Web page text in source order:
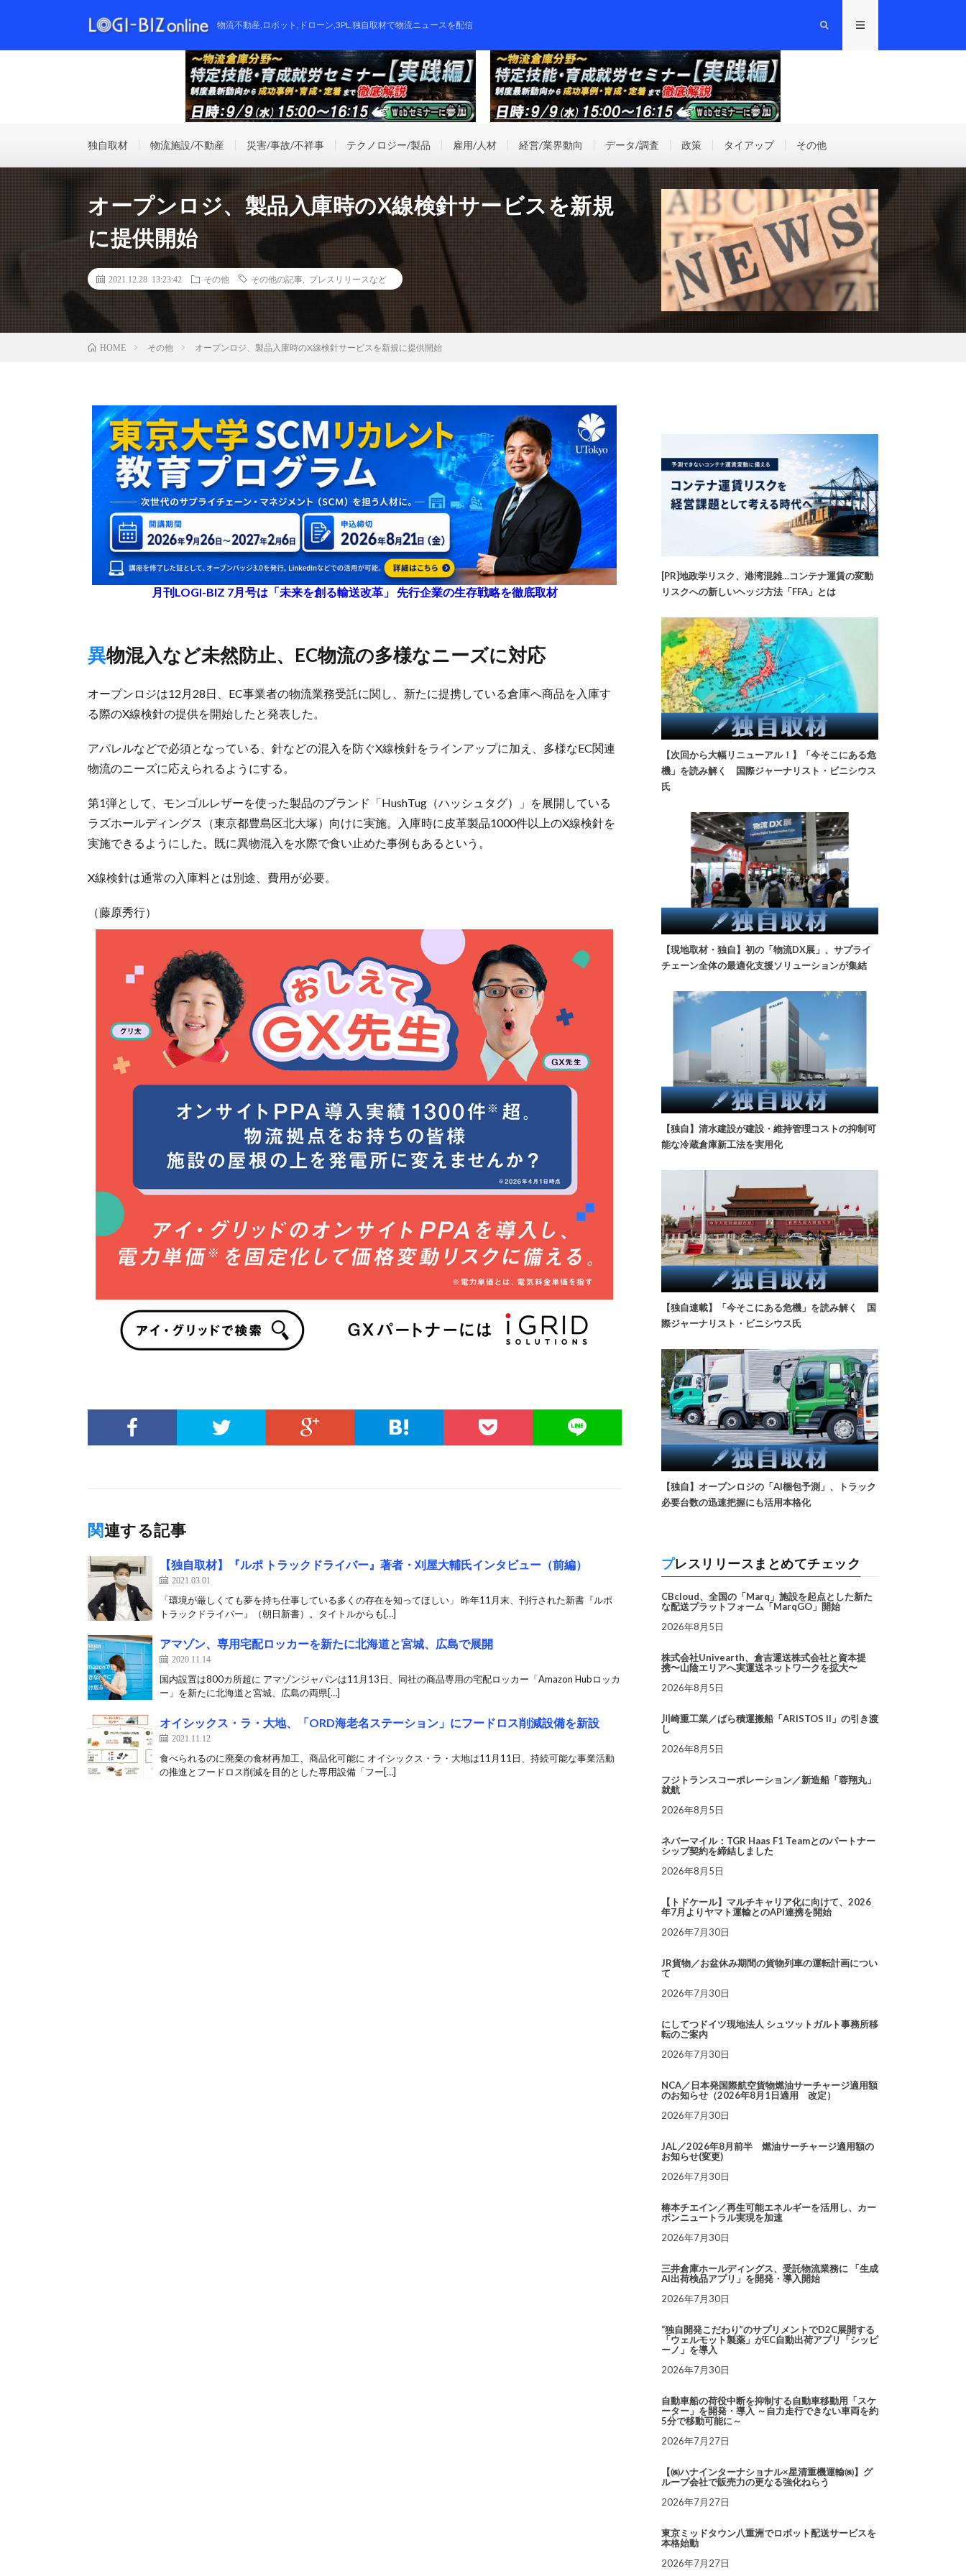
物流不動産,ロボット,ドローン,3PL,独自取材で物流ニュースを配信
独自取材 物流施設/不動産 災害/事故/不祥事 テクノロジー/製品 雇用/人材 経営/業界動向 データ/調査 政策 タイアップ その他
オープンロジ、製品入庫時のX線検針サービスを新規
に提供開始
2021.12.28 13:23:42 その他 その他の記事 プレスリリースなど
HOME その他 オープンロジ、製品入庫時のX線検針サービスを新規に提供開始
月刊LOGI-BIZ 7月号は「未来を創る輸送改革」 先行企業の生存戦略を徹底取材
異物混入など未然防止、EC物流の多様なニーズに対応
オープンロジは12月28日、EC事業者の物流業務受託に関し、新たに提携している倉庫へ商品を入庫す
る際のX線検針の提供を開始したと発表した。
アパレルなどで必須となっている、針などの混入を防ぐX線検針をラインアップに加え、多様なEC関連
物流のニーズに応えられるようにする。
第1弾として、モンゴルレザーを使った製品のブランド「HushTug（ハッシュタグ）」を展開している
ラズホールディングス（東京都豊島区北大塚）向けに実施。入庫時に皮革製品1000件以上のX線検針を
実施できるようにした。既に異物混入を水際で食い止めた事例もあるという。
X線検針は通常の入庫料とは別途、費用が必要。
（藤原秀行）
関連する記事
【独自取材】『ルポ トラックドライバー』著者・刈屋大輔氏インタビュー（前編）
2021.03.01
「環境が厳しくても夢を持ち仕事している多くの存在を知ってほしい」 昨年11月末、刊行された新書『ルポ
トラックドライバー』（朝日新書）。タイトルからも[…]
アマゾン、専用宅配ロッカーを新たに北海道と宮城、広島で展開
2020.11.14
国内設置は800カ所超に アマゾンジャパンは11月13日、同社の商品専用の宅配ロッカー「Amazon Hubロッカ
ー」を新たに北海道と宮城、広島の両県[…]
オイシックス・ラ・大地、「ORD海老名ステーション」にフードロス削減設備を新設
2021.11.12
食べられるのに廃棄の食材再加工、商品化可能に オイシックス・ラ・大地は11月11日、持続可能な事業活動
の推進とフードロス削減を目的とした専用設備「フー[…]
[PR]地政学リスク、港湾混雑…コンテナ運賃の変動
リスクへの新しいヘッジ方法「FFA」とは
【次回から大幅リニューアル！】「今そこにある危
機」を読み解く 国際ジャーナリスト・ビニシウス
氏
【現地取材・独自】初の「物流DX展」、サプライ
チェーン全体の最適化支援ソリューションが集結
【独自】清水建設が建設・維持管理コストの抑制可
能な冷蔵倉庫新工法を実用化
【独自連載】「今そこにある危機」を読み解く 国
際ジャーナリスト・ビニシウス氏
【独自】オープンロジの「AI梱包予測」、トラック
必要台数の迅速把握にも活用本格化
プレスリリースまとめてチェック
CBcloud、全国の「Marq」施設を起点とした新た
な配送プラットフォーム「MarqGO」開始
2026年8月5日
株式会社Univearth、倉吉運送株式会社と資本提
携〜山陰エリアへ実運送ネットワークを拡大〜
2026年8月5日
川崎重工業／ばら積運搬船「ARISTOS II」の引き渡
し
2026年8月5日
フジトランスコーポレーション／新造船「蓉翔丸」
就航
2026年8月5日
ネバーマイル：TGR Haas F1 Teamとのパートナー
シップ契約を締結しました
2026年8月5日
【トドケール】マルチキャリア化に向けて、2026
年7月よりヤマト運輸とのAPI連携を開始
2026年7月30日
JR貨物／お盆休み期間の貨物列車の運転計画につい
て
2026年7月30日
にしてつドイツ現地法人 シュツットガルト事務所移
転のご案内
2026年7月30日
NCA／日本発国際航空貨物燃油サーチャージ適用額
のお知らせ（2026年8月1日適用 改定）
2026年7月30日
JAL／2026年8月前半 燃油サーチャージ適用額の
お知らせ(変更)
2026年7月30日
椿本チエイン／再生可能エネルギーを活用し、カー
ボンニュートラル実現を加速
2026年7月30日
三井倉庫ホールディングス、受託物流業務に 「生成
AI出荷検品アプリ」を開発・導入開始
2026年7月30日
“独自開発こだわり”のサプリメントでD2C展開する
「ウェルモット製薬」がEC自動出荷アプリ「シッピ
ーノ」を導入
2026年7月30日
自動車船の荷役中断を抑制する自動車移動用「スケ
ーター」を開発・導入 ～自力走行できない車両を約
5分で移動可能に～
2026年7月27日
【㈱ハナインターナショナル×星清重機運輸㈱】グ
ループ会社で販売力の更なる強化ねらう
2026年7月27日
東京ミッドタウン八重洲でロボット配送サービスを
本格始動
2026年7月27日